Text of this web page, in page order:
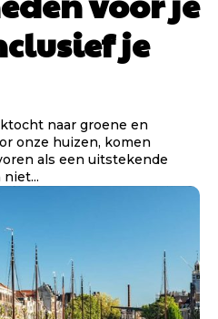
je
naar groene en
onze huizen, komen
als een uitstekende